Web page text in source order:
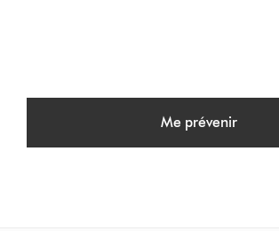
Me prévenir